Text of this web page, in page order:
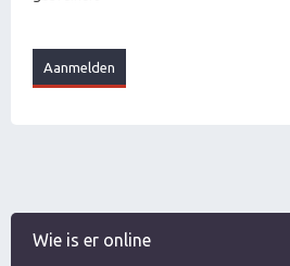
Wie is er online